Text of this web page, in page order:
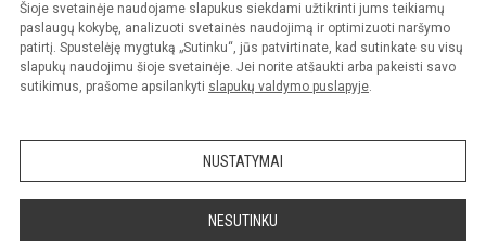
Šioje svetainėje naudojame slapukus siekdami užtikrinti jums teikiamų
paslaugų kokybę, analizuoti svetainės naudojimą ir optimizuoti naršymo
patirtį. Spustelėję mygtuką „Sutinku“, jūs patvirtinate, kad sutinkate su visų
slapukų naudojimu šioje svetainėje. Jei norite atšaukti arba pakeisti savo
sutikimus, prašome apsilankyti slapukų valdymo puslapyje.
NUSTATYMAI
NESUTINKU
Kopijuoti turinį be raštiško mokyklos administracijos sutikimo griežtai
draudžiama.
Prieinamumo paraiška Slapukų valdymas
Sumanus būdas atnaujinti